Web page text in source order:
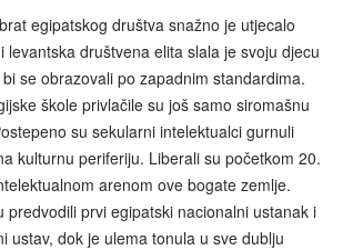
egipatskog društva snažno je utjecalo
levantska društvena elita slala je svoju djecu
se obrazovali po zapadnim standardima.
škole privlačile su još samo siromašnu
su sekularni intelektualci gurnuli
kulturnu periferiju. Liberali su početkom 20.
arenom ove bogate zemlje.
predvodili prvi egipatski nacionalni ustanak i
ustav, dok je ulema tonula u sve dublju